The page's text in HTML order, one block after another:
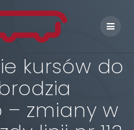
to
content
kursów do
– zmiany w